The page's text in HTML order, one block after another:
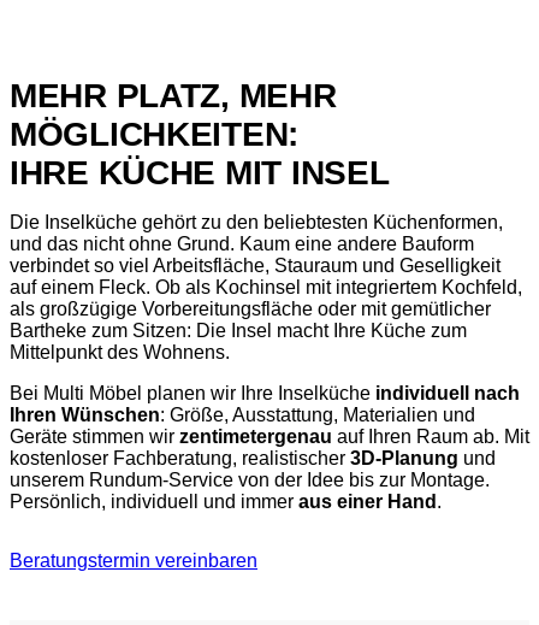
MEHR PLATZ, MEHR
MÖGLICHKEITEN:
IHRE KÜCHE MIT INSEL
Die Inselküche gehört zu den beliebtesten Küchenformen,
und das nicht ohne Grund. Kaum eine andere Bauform
verbindet so viel Arbeitsfläche, Stauraum und Geselligkeit
auf einem Fleck. Ob als Kochinsel mit integriertem Kochfeld,
als großzügige Vorbereitungsfläche oder mit gemütlicher
Bartheke zum Sitzen: Die Insel macht Ihre Küche zum
Mittelpunkt des Wohnens.
Bei Multi Möbel planen wir Ihre Inselküche individuell nach
Ihren Wünschen: Größe, Ausstattung, Materialien und
Geräte stimmen wir zentimetergenau auf Ihren Raum ab. Mit
kostenloser Fachberatung, realistischer 3D-Planung und
unserem Rundum-Service von der Idee bis zur Montage.
Persönlich, individuell und immer aus einer Hand .
Beratungstermin vereinbaren